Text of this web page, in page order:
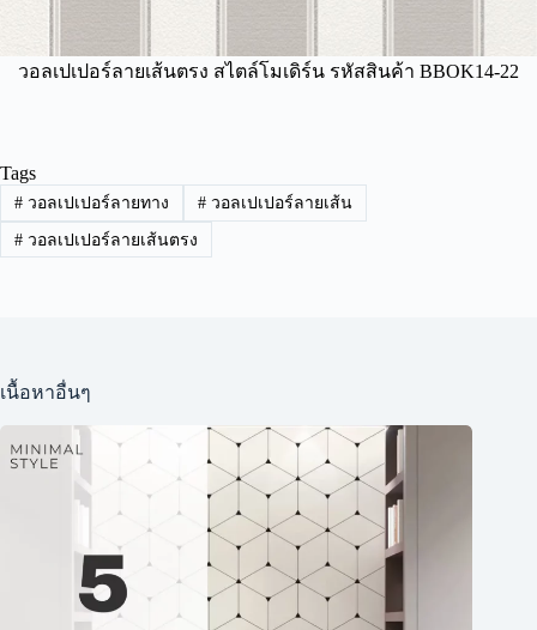
วอลเปเปอร์ลายเส้นตรง สไตล์โมเดิร์น รหัสสินค้า BBOK14-22
Tags
#วอลเปเปอร์ลายทาง #วอลเปเปอร์ลายเส้น
#วอลเปเปอร์ลายเส้นตรง
เนื้อหาอื่นๆ